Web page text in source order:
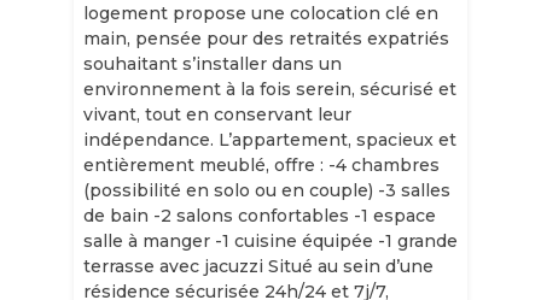
logement propose une colocation clé en
main, pensée pour des retraités expatriés
souhaitant s’installer dans un
environnement à la fois serein, sécurisé et
vivant, tout en conservant leur
indépendance. L’appartement, spacieux et
entièrement meublé, offre : -4 chambres
(possibilité en solo ou en couple) -3 salles
de bain -2 salons confortables -1 espace
salle à manger -1 cuisine équipée -1 grande
terrasse avec jacuzzi Situé au sein d’une
résidence sécurisée 24h/24 et 7j/7,